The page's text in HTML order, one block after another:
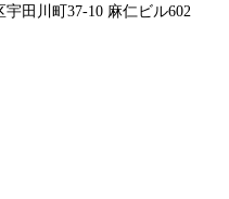
田川町37-10 麻仁ビル602